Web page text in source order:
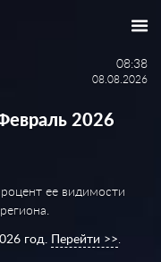
08:38
08.08.2026
2026
ее видимости
год. Перейти >>.